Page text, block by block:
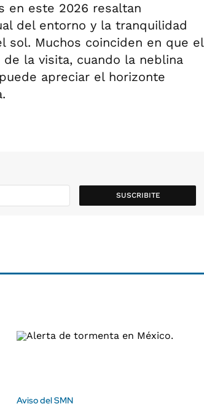
en este 2026 resaltan
del entorno y la tranquilidad
sol. Muchos coinciden en que el
la visita, cuando la neblina
apreciar el horizonte
SUSCRIBITE
Aviso del SMN